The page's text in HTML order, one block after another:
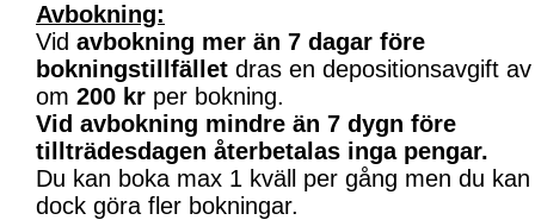
Avbokning:
Vid avbokning mer än 7 dagar före
bokningstillfället dras en depositionsavgift av
om 200 kr per bokning.
Vid avbokning mindre än 7 dygn före
tillträdesdagen återbetalas inga pengar.
Du kan boka max 1 kväll per gång men du kan
dock göra fler bokningar.